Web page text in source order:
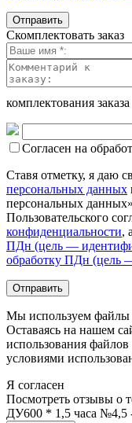
Скомплектовать заказ
комплектования заказа
Согласен на
Ставя отметку, я даю
персональных данных
персональных
Пользовательского
конфиденциальности,
ПДн (цель —
обработку ПДн (цель
Мы используем файлы
Оставаясь на нашем
использования
условиями
Я согласен
Посмотреть отзывы о
ДУ600 * 1,5 часа №4,5